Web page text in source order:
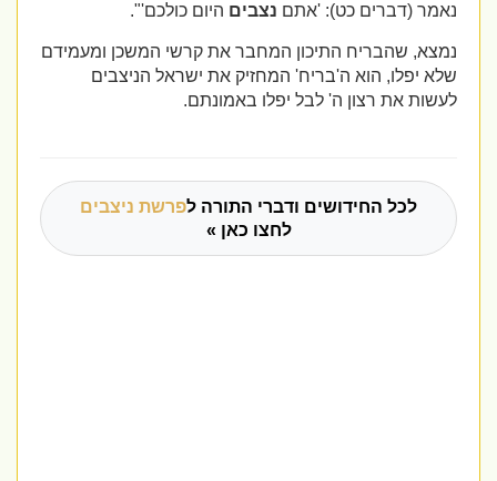
נאמר (דברים כט): 'אתםנצביםהיום כולכם'".
נמצא, שהבריח התיכון המחבר את קרשי המשכן ומעמידם
שלא יפלו, הוא ה'בריח' המחזיק את ישראל הניצבים
לעשות את רצון ה' לבל יפלו באמונתם.
לכל החידושים ודברי התורה לפרשת ניצבים
לחצו כאן »